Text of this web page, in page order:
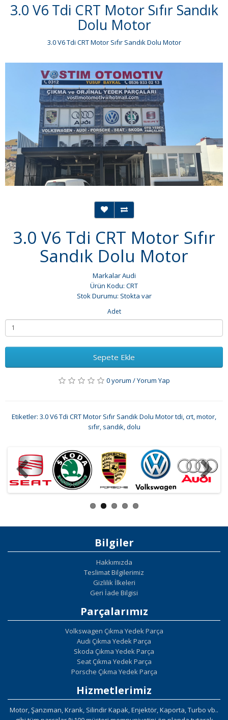
3.0 V6 Tdi CRT Motor Sıfır Sandık
Dolu Motor
3.0 V6 Tdi CRT Motor Sıfır Sandık Dolu Motor
3.0 V6 Tdi CRT Motor Sıfır
Sandık Dolu Motor
MarkalarAudi
Ürün Kodu: CRT
Stok Durumu: Stokta var
Adet
Sepete Ekle
0 yorum /Yorum Yap
Etiketler: 3.0 V6 Tdi CRT Motor Sıfır Sandık Dolu Motor tdi crt motor
sıfır, sandık dolu
Bilgiler
Hakkımızda
Teslimat Bilgilerimiz
Gizlilik İlkeleri
Geri İade Bilgisi
Parçalarımız
Volkswagen Çıkma Yedek Parça
Audi Çıkma Yedek Parça
Skoda Çıkma Yedek Parça
Seat Çıkma Yedek Parça
Porsche Çıkma Yedek Parça
Hizmetlerimiz
Motor, Şanzıman, Krank, Silindir Kapak, Enjektör, Kaporta, Turbo vb..